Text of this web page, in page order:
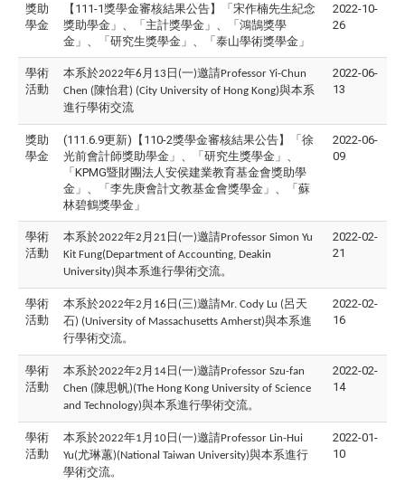
獎助
學金
【111-1獎學金審核結果公告】「宋作楠先生紀念
獎助學金」、「主計獎學金」、「鴻鵠獎學
金」、「研究生獎學金」、「泰山學術獎學金」
2022-10-
26
學術
活動
本系於2022年6 月 13 日 (一)邀請Professor Yi-Chun
Chen (陳怡君) (City University of Hong Kong)與本系
進行學術交流
2022-06-
13
獎助
學金
(111.6.9更新)【110-2獎學金審核結果公告】「徐
光前會計師獎助學金」、「研究生獎學金」、
「KPMG暨財團法人安侯建業教育基金會獎助學
金」、「李先庚會計文教基金會獎學金」、「蘇
林碧鶴獎學金」
2022-06-
09
學術
活動
本系於2022年2 月 21 日 (一)邀請Professor Simon Yu
Kit Fung(Department of Accounting, Deakin
University)與本系進行學術交流。
2022-02-
21
學術
活動
本系於2022年2 月 16 日 (三)邀請Mr. Cody Lu (呂天
石) (University of Massachusetts Amherst)與本系進
行學術交流。
2022-02-
16
學術
活動
本系於2022年2 月 14 日 (一)邀請Professor Szu-fan
Chen (陳思帆)(The Hong Kong University of Science
and Technology)與本系進行學術交流。
2022-02-
14
學術
活動
本系於2022年1 月 10 日 (一)邀請Professor Lin-Hui
Yu(尤琳蕙)(National Taiwan University)與本系進行
學術交流。
2022-01-
10